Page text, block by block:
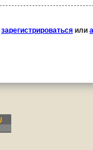
зарегистрироваться или